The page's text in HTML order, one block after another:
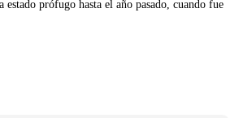
prófugo hasta el año pasado, cuando fue